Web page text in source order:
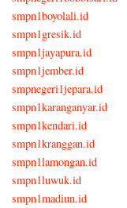
smpn1boyolali.id
smpn1gresik.id
smpn1jayapura.id
smpn1jember.id
smpnegeri1jepara.id
smpn1karanganyar.id
smpn1kendari.id
smpn1kranggan.id
smpn1lamongan.id
smpn1luwuk.id
smpn1madiun.id